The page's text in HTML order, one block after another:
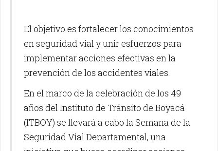
El objetivo es fortalecer los conocimientos
en seguridad vial y unir esfuerzos para
implementar acciones efectivas en la
prevención de los accidentes viales.
En el marco de la celebración de los 49
años del Instituto de Tránsito de Boyacá
(ITBOY) se llevará a cabo la Semana de la
Seguridad Vial Departamental, una